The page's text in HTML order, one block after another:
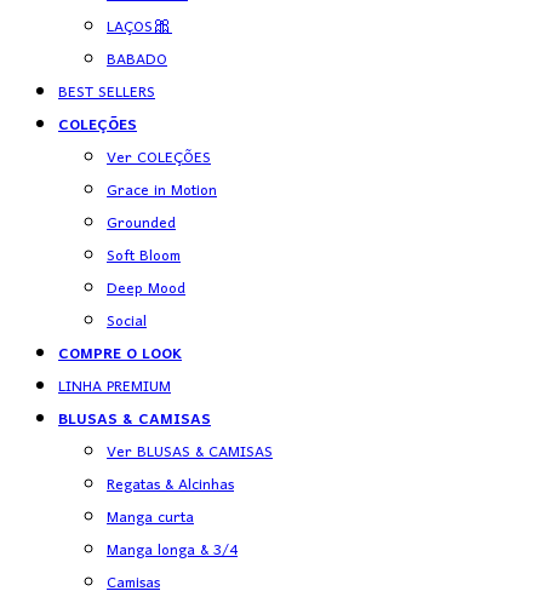
LAÇOS🎀
BABADO
BEST SELLERS
COLEÇÕES
Ver COLEÇÕES
Grace in Motion
Grounded
Soft Bloom
Deep Mood
Social
COMPRE O LOOK
LINHA PREMIUM
BLUSAS & CAMISAS
Ver BLUSAS & CAMISAS
Regatas & Alcinhas
Manga curta
Manga longa & 3/4
Camisas